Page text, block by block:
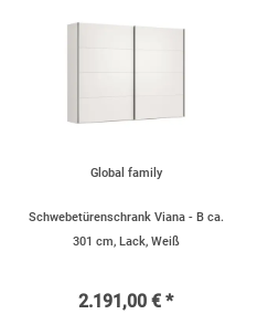
Global family
Schwebetürenschrank Viana - B ca.
301 cm, Lack, Weiß
2.191,00 € *